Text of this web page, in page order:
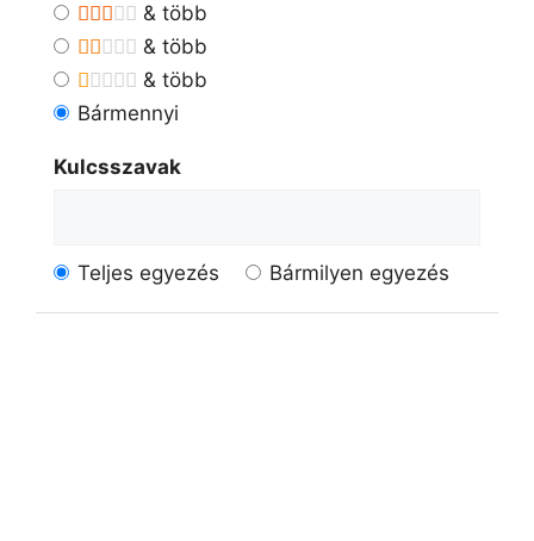
& több
& több
& több
Bármennyi
Kulcsszavak
Teljes egyezés Bármilyen egyezés